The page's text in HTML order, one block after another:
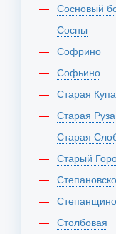
Сосновый
Сосны
Софрино
Софьино
Старая
Старая Руза
Старая
Старый
Степанщино
Столбовая